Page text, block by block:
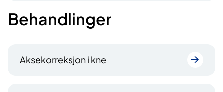
Behandlinger
Aksekorreksjon i kne